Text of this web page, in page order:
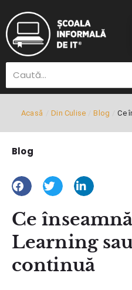
Acasă Din Culise Blog Ce
Blog
Ce
Learning
continuă